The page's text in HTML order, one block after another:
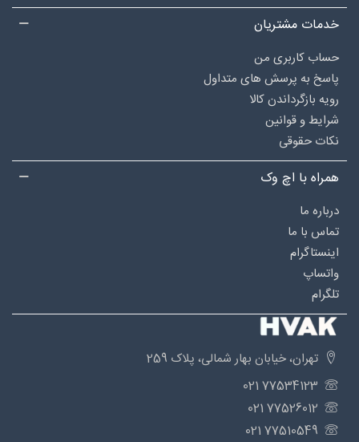
خدمات مشتریان
حساب کاربری من
پاسخ به پرسش های متداول
رویه بازگرداندن کالا
شرایط و قوانین
نکات حقوقی
همراه با اچ وک
درباره‌ ما
تماس با ما
اینستاگرام
واتساپ
تلگرام
تهران، خیابان بهار شمالی، پلاک 259
77534123 021
77526012 021
77510549 021